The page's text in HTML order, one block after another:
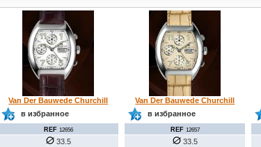
Van Der Bauwede Churchill
в избранное
REF 12656
33.5
Van Der Bauwede Churchill
в избранное
REF 12657
33.5